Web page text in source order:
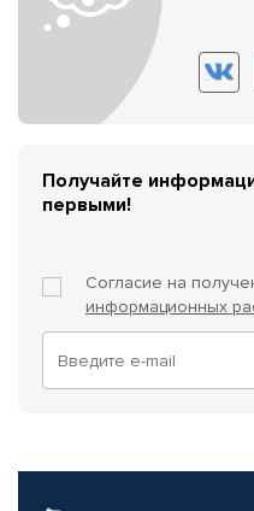
Получайте
первыми!
Согласие на
информационных